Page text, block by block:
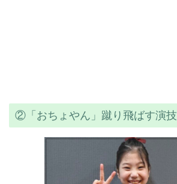
②「おちょやん」蹴り飛ばす演技